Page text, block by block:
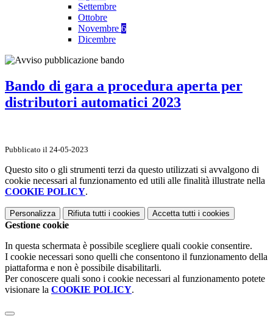
Settembre
Ottobre
Novembre 6
Dicembre
Bando di gara a procedura aperta per
distributori automatici 2023
Pubblicato il 24-05-2023
Questo sito o gli strumenti terzi da questo utilizzati si avvalgono di
cookie necessari al funzionamento ed utili alle finalità illustrate nella
COOKIE POLICY.
Personalizza Rifiuta tutti i cookies Accetta tutti i cookies
Gestione cookie
In questa schermata è possibile scegliere quali cookie consentire.
I cookie necessari sono quelli che consentono il funzionamento della
piattaforma e non è possibile disabilitarli.
Per conoscere quali sono i cookie necessari al funzionamento potete
visionare la COOKIE POLICY.